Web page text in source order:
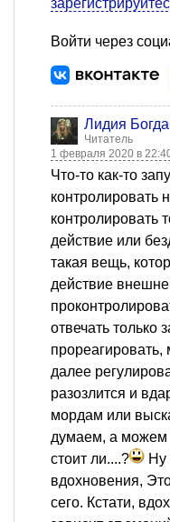
Войти через
Лидия
Читатель
1 февраля 2020 в
Что-то как-то
контролировать
контролировать
действие или
такая вещь,
действие
отвечать
далее
разозлится и
мордам или
думаем, а можем
стоит ли....?
Ну
вдохновения,
сего. Кстати,